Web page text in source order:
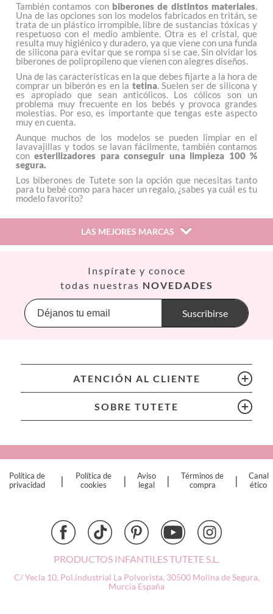
También contamos con biberones de distintos materiales.
Una de las opciones son los modelos fabricados en tritán, se
trata de un plástico irrompible, libre de sustancias tóxicas y
respetuoso con el medio ambiente. Otra es el cristal, que
resulta muy higiénico y duradero, ya que viene con una funda
de silicona para evitar que se rompa si se cae. Sin olvidar los
biberones de polipropileno que vienen con alegres diseños.
Una de las características en la que debes fijarte a la hora de
comprar un biberón es en la tetina. Suelen ser de silicona y
es apropiado que sean anticólicos. Los cólicos son un
problema muy frecuente en los bebés y provoca grandes
molestias. Por eso, es importante que tengas este aspecto
muy en cuenta.
Aunque muchos de los modelos se pueden limpiar en el
lavavajillas y todos se lavan fácilmente, también contamos
conesterilizadores para conseguir una limpieza 100 %
segura.
Los biberones de Tutete son la opción que necesitas tanto
para tu bebé como para hacer un regalo, ¿sabes ya cuál es tu
modelo favorito?
LAS MEJORES MARCAS
Banwood
BIBS
Cristina de Jos'h
Djeco
Inspírate y conoce
todas nuestras NOVEDADES
Suscribirse
ATENCIÓN AL CLIENTE
SOBRE TUTETE
Política de
privacidad
|
Política de
cookies
|
Aviso
legal
|
Términos de
compra
|
Canal
ético
PRODUCTOS INFANTILES TUTETE S.L.
C/ Yecla 10, Pol.industrial La Polvorista, 30500 Molina de Segura,
Murcia España